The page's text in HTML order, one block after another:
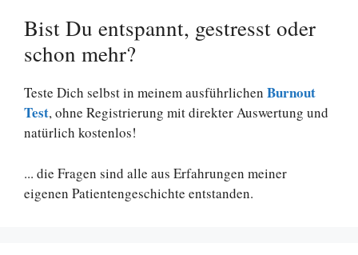
Bist Du entspannt, gestresst oder
schon mehr?
Teste Dich selbst in meinem ausführlichen Burnout
Test, ohne Registrierung mit direkter Auswertung und
natürlich kostenlos!
... die Fragen sind alle aus Erfahrungen meiner
eigenen Patientengeschichte entstanden.